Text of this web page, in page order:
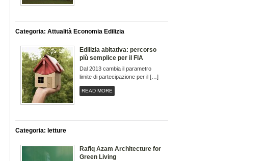
Categoria: Attualità Economia Edilizia
Edilizia abitativa: percorso
più semplice per il FIA
Dal 2013 cambia il parametro
limite di partecipazione per il […]
READ MORE
Categoria: letture
Rafiq Azam Architecture for
Green Living